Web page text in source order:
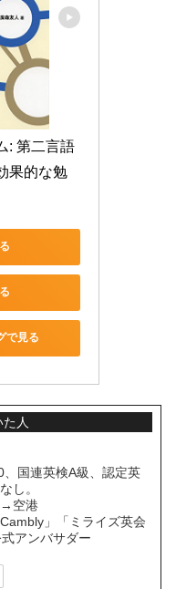
: 第二言語
果的な勉
で見る
人
国連英検A級、認定英
し。
→空港
」「ミライズ英会
アンバサダー